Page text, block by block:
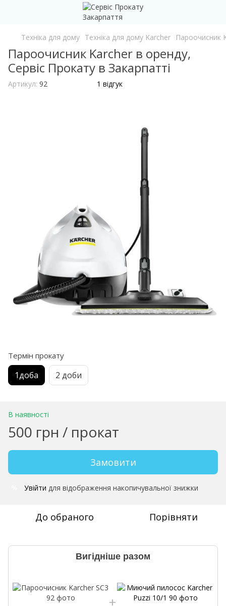
Техніка для дому Техніка для дому Karcher Пароочисник
Пароочисник Karcher в оренду,
Сервіс Прокату в Закарпатті
Артикул: 92 1 відгук
Термін прокату
1доба 2 доби
В наявності
500 грн / прокат
Замовити
Увійти для відображення накопичувальної знижки
До обраного Порівняти
Вигідніше разом